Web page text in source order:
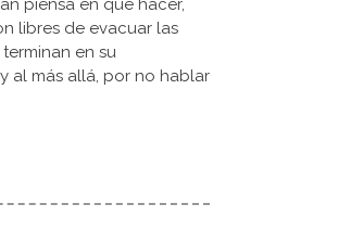
piensa en qué hacer,
libres de evacuar las
en su
al más allá, por no hablar